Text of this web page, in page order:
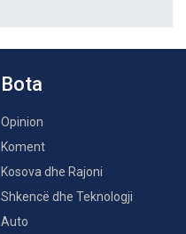
Bota
Opinion
Koment
Kosova dhe Rajoni
Shkencë dhe Teknologji
Auto